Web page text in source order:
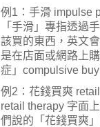
例1：手滑 impulse
「手滑」專指透過
該買的東西，英文
是在店面或網路上
症」compulsive
例2：花錢買爽
retail therapy 字面
們說的「花錢買爽